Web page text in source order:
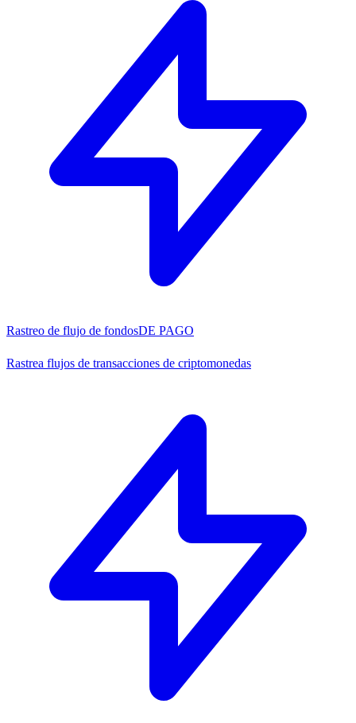
Rastreo de flujo de fondosDE PAGO
Rastrea flujos de transacciones de criptomonedas